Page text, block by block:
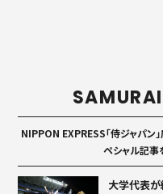
NIPPON EXPRESS「侍ジャパ
ペシャル記
大学代表